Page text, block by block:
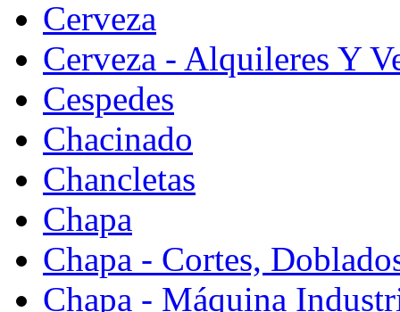
Cerveza
Cerveza - Alquileres Y
Cespedes
Chacinado
Chancletas
Chapa
Chapa - Cortes,
Chapa - Máquina